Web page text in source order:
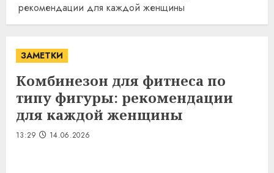
рекомендации для каждой женщины
ЗАМЕТКИ
Комбинезон для фитнеса по
типу фигуры: рекомендации
для каждой женщины
13:29 14.06.2026